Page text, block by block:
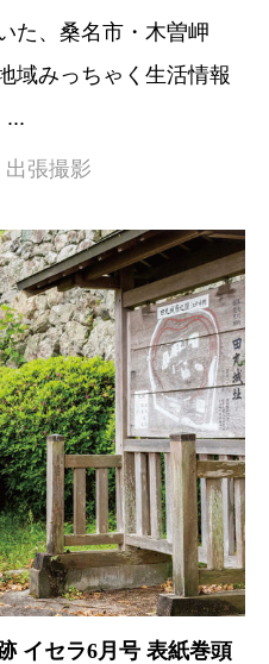
た、桑名市・木曽岬
域みっちゃく生活情報
...
出張撮影
イセラ6月号 表紙巻頭